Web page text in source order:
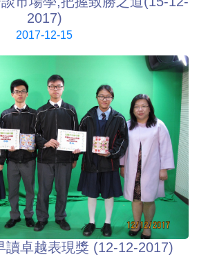
2017)
2017-12-15
讀卓越表現獎 (12-12-2017)